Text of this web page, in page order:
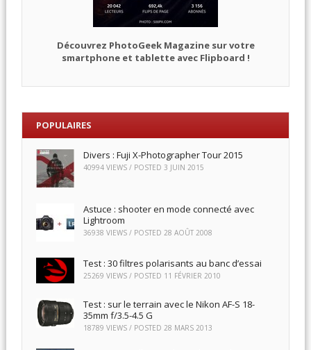
Découvrez PhotoGeek Magazine sur votre
smartphone et tablette avec Flipboard !
POPULAIRES
Divers : Fuji X-Photographer Tour 2015
40994 VIEWS / POSTED 3 JUIN 2015
Astuce : shooter en mode connecté avec
Lightroom
36938 VIEWS / POSTED 28 AOÛT 2008
Test : 30 filtres polarisants au banc d’essai
25269 VIEWS / POSTED 11 FÉVRIER 2010
Test : sur le terrain avec le Nikon AF-S 18-
35mm f/3.5-4.5 G
18789 VIEWS / POSTED 28 MARS 2013